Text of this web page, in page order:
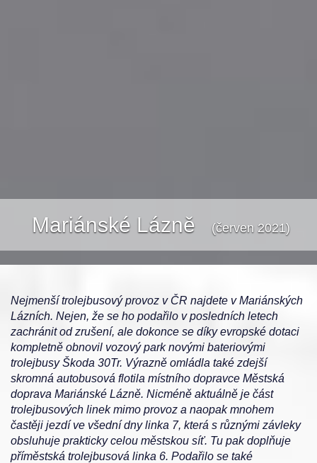
Mariánské Lázně (červen 2021)
Nejmenší trolejbusový provoz v ČR najdete v Mariánských
Lázních. Nejen, že se ho podařilo v posledních letech
zachránit od zrušení, ale dokonce se díky evropské dotaci
kompletně obnovil vozový park novými bateriovými
trolejbusy Škoda 30Tr. Výrazně omládla také zdejší
skromná autobusová flotila místního dopravce Městská
doprava Mariánské Lázně. Nicméně aktuálně je část
trolejbusových linek mimo provoz a naopak mnohem
častěji jezdí ve všední dny linka 7, která s různými závleky
obsluhuje prakticky celou městskou síť. Tu pak doplňuje
příměstská trolejbusová linka 6. Podařilo se také